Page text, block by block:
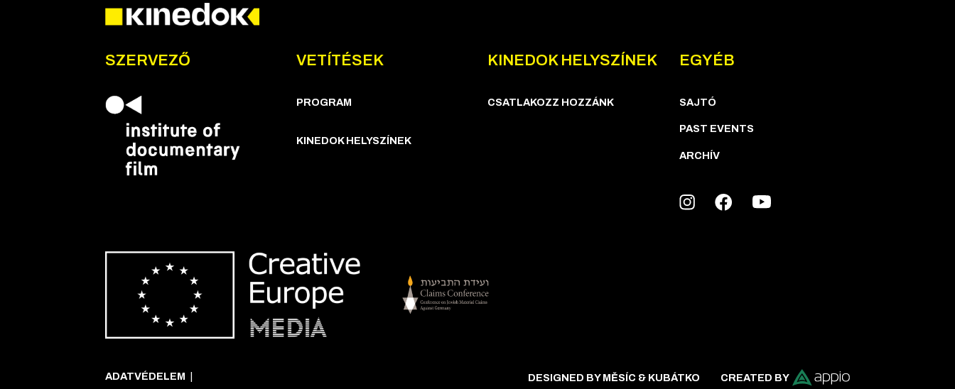
SZERVEZŐ VETÍTÉSEK
PROGRAM
KINEDOK HELYSZÍNEK
KINEDOK HELYSZÍNEK
CSATLAKOZZ HOZZÁNK
EGYÉB
SAJTÓ
PAST EVENTS
ARCHÍV
ADATVÉDELEM DESIGNED BY MĚSÍC & KUBÁTKO CREATED BY